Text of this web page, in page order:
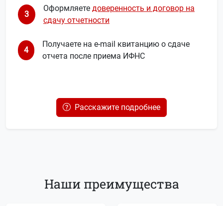
3
Оформляете доверенность и договор на
сдачу отчетности
4
Получаете на e-mail квитанцию о сдаче
отчета после приема ИФНС
Расскажите подробнее
Наши преимущества